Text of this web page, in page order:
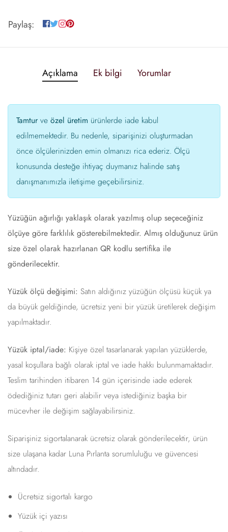
Paylaş:
Açıklama Ek bilgi Yorumlar
Tamtur ve özel üretim ürünlerde iade kabul
edilmemektedir. Bu nedenle, siparişinizi oluşturmadan
önce ölçülerinizden emin olmanızı rica ederiz. Ölçü
konusunda desteğe ihtiyaç duymanız halinde satış
danışmanımızla iletişime geçebilirsiniz.
Yüzüğün ağırlığı yaklaşık olarak yazılmış olup seçeceğiniz
ölçüye göre farklılık gösterebilmektedir. Almış olduğunuz ürün
size özel olarak hazırlanan QR kodlu sertifika ile
gönderilecektir.
Yüzük ölçü değişimi: Satın aldığınız yüzüğün ölçüsü küçük ya
da büyük geldiğinde, ücretsiz yeni bir yüzük üretilerek değişim
yapılmaktadır.
Yüzük iptal/iade: Kişiye özel tasarlanarak yapılan yüzüklerde,
yasal koşullara bağlı olarak iptal ve iade hakkı bulunmamaktadır.
Teslim tarihinden itibaren 14 gün içerisinde iade ederek
ödediğiniz tutarı geri alabilir veya istediğiniz başka bir
mücevher ile değişim sağlayabilirsiniz.
Siparişiniz sigortalanarak ücretsiz olarak gönderilecektir, ürün
size ulaşana kadar Luna Pırlanta sorumluluğu ve güvencesi
altındadır.
Ücretsiz sigortalı kargo
Yüzük içi yazısı